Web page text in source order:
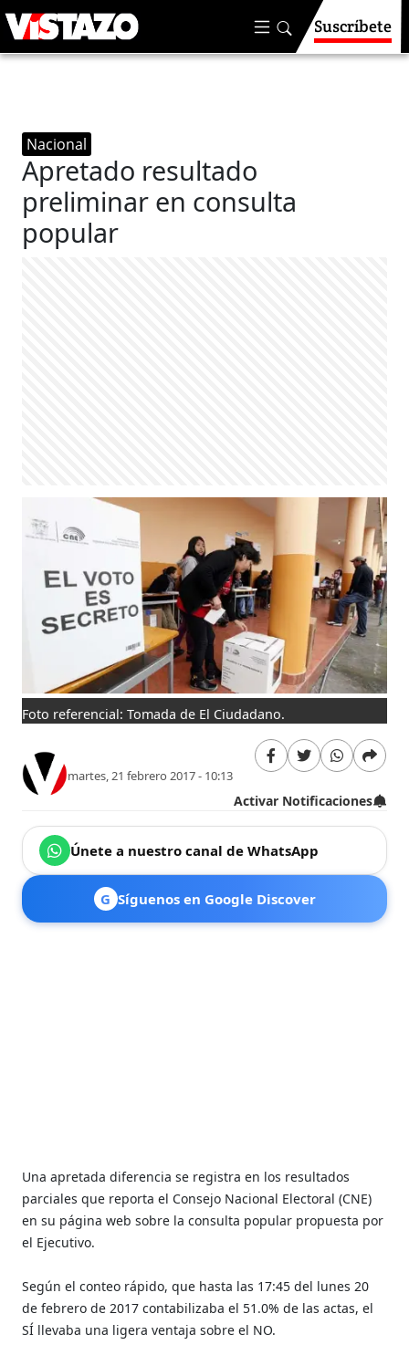
Suscríbete
Nacional
Apretado resultado
preliminar en consulta
popular
Foto referencial: Tomada de El Ciudadano.
martes, 21 febrero 2017 - 10:13
Activar Notificaciones
Únete a nuestro canal de WhatsApp
G Síguenos en Google Discover
Una apretada diferencia se registra en los resultados
parciales que reporta el Consejo Nacional Electoral (CNE)
en su página web sobre la consulta popular propuesta por
el Ejecutivo.
Según el conteo rápido, que hasta las 17:45 del lunes 20
de febrero de 2017 contabilizaba el 51.0% de las actas, el
SÍ llevaba una ligera ventaja sobre el NO.